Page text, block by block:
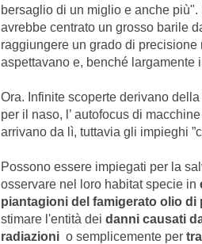
bersaglio di un miglio e anche
avrebbe centrato un grosso barile
raggiungere un grado di
aspettavano e, benché largamente
Ora. Infinite scoperte derivano della
per il naso, l’ autofocus di
arrivano da lì, tuttavia gli impieghi
Possono essere impiegati per la
osservare nel loro habitat specie in
piantagioni del famigerato olio di
stimare l'entità dei danni causati
radiazioni o semplicemente per